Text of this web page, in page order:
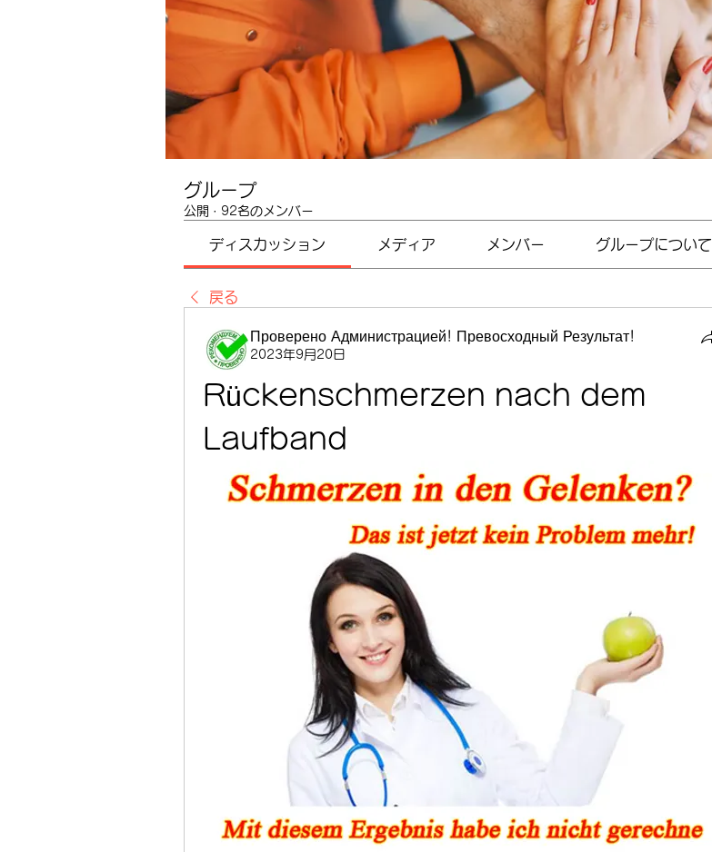
グループ
公開 · 92名のメンバー
ディスカッション メディア メンバー グループについて
戻る
Проверено Администрацией! Превосходный Результат!
2023年9月20日
Rückenschmerzen nach dem
Laufband